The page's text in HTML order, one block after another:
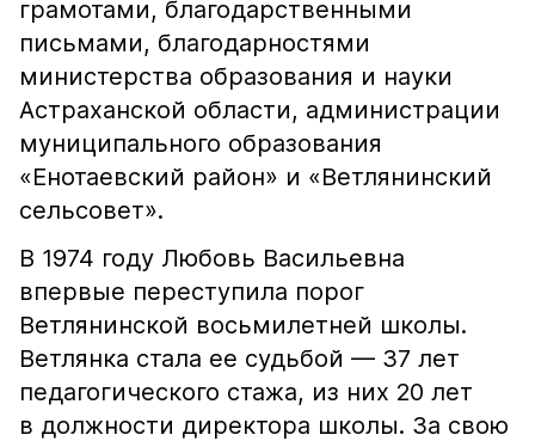
грамотами, благодарственными
письмами, благодарностями
министерства образования и науки
Астраханской области, администрации
муниципального образования
«Енотаевский район» и «Ветлянинский
сельсовет».
В 1974 году Любовь Васильевна
впервые переступила порог
Ветлянинской восьмилетней школы.
Ветлянка стала ее судьбой — 37 лет
педагогического стажа, из них 20 лет
в должности директора школы. За свою